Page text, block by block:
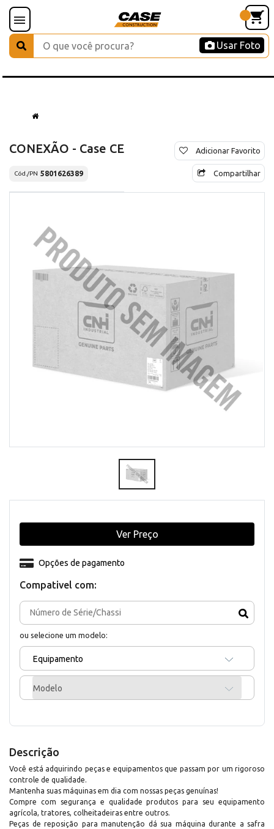
Usar Foto
CONEXÃO - Case CE
Cód./PN 5801626389
Adicionar Favorito
Compartilhar
Compativel com:
ou selecione um modelo:
Equipamento
Modelo
Opções de pagamento
Ver Preço
Descrição
Você está adquirindo peças e equipamentos que passam por um rigoroso
controle de qualidade.
Mantenha suas máquinas em dia com nossas peças genuínas!
Compre com segurança e qualidade produtos para seu equipamento
agrícola, tratores, colheitadeiras entre outros.
Peças de reposição para manutenção dá sua máquina durante a safra